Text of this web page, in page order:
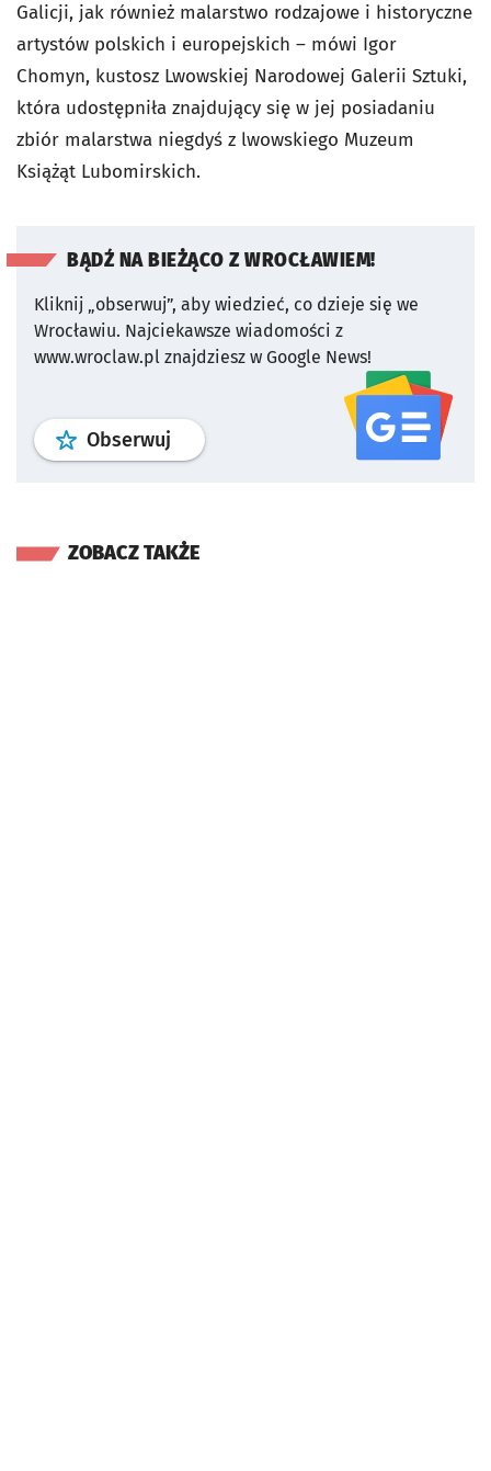
Galicji, jak również malarstwo rodzajowe i historyczne
artystów polskich i europejskich – mówi Igor
Chomyn, kustosz Lwowskiej Narodowej Galerii Sztuki,
która udostępniła znajdujący się w jej posiadaniu
zbiór malarstwa niegdyś z lwowskiego Muzeum
Książąt Lubomirskich.
BĄDŹ NA BIEŻĄCO Z WROCŁAWIEM!
Kliknij „obserwuj”, aby wiedzieć, co dzieje się we
Wrocławiu. Najciekawsze wiadomości z
www.wroclaw.pl znajdziesz w Google News!
Obserwuj profil serwisu
ZOBACZ TAKŻE